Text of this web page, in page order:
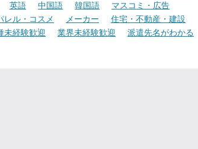
英語 中国語 韓国語
マスコミ・広告
レル・コスメ メーカー
住宅・不動産・建設
未経験歓迎 業界未経験歓迎
派遣先名がわかる